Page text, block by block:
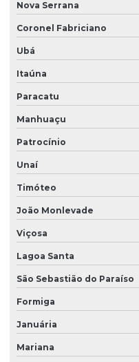
Monitoramento ambiental
Monitoramento ambiental
Monitoramento e
Obra de terraplenagem
Orçamento sondagem SPT
Plano de monitoramento
Plano de remediação
Projeto básico de
Projeto geométrico de
Projeto de restauração
Projeto terraplenagem
Projeto de terraplenagem
Nova Serrana
Coronel Fabriciano
Ubá
Itaúna
Paracatu
Manhuaçu
Patrocínio
Unaí
Timóteo
João Monlevade
Viçosa
Lagoa Santa
São Sebastião do Paraíso
Formiga
Januária
Mariana